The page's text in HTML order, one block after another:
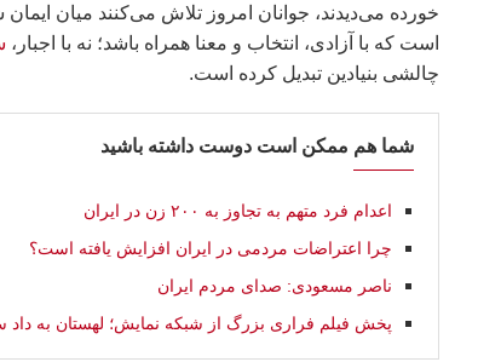
خورده می‌دیدند، جوانان امروز تلاش می‌کنند میان
است که با آزادی، انتخاب و معنا همراه باشد؛ نه با اجبار،
چالشی بنیادین تبدیل کرده است.
شما هم ممکن است دوست داشته باشید
اعدام فرد متهم به تجاوز به ۲۰۰ زن در ایران
چرا اعتراضات مردمی در ایران افزایش یافته است؟
ناصر مسعودی: صدای مردم ایران
پخش فیلم فراری بزرگ از شبکه نمایش؛ لهستان به داد